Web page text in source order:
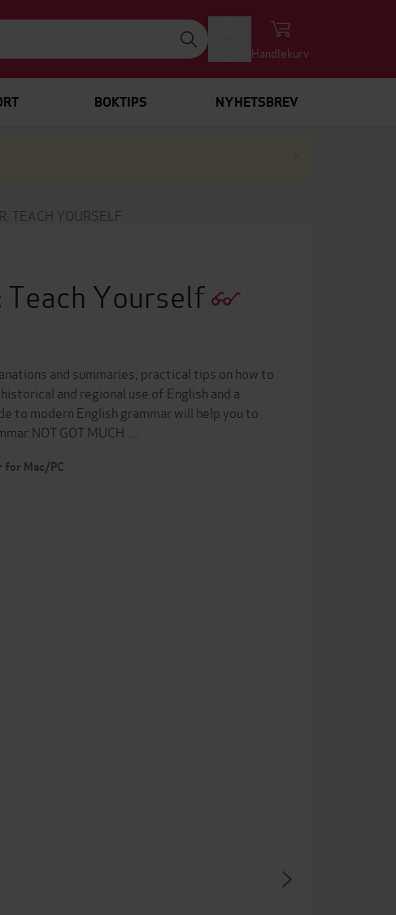
Handlekurv
BOKTIPS NYHETSBREV
TEACH YOURSELF
Yourself
and summaries, practical tips on how to
and regional use of English and a
to modern English grammar will help you to
GOT MUCH …
for Mac/PC